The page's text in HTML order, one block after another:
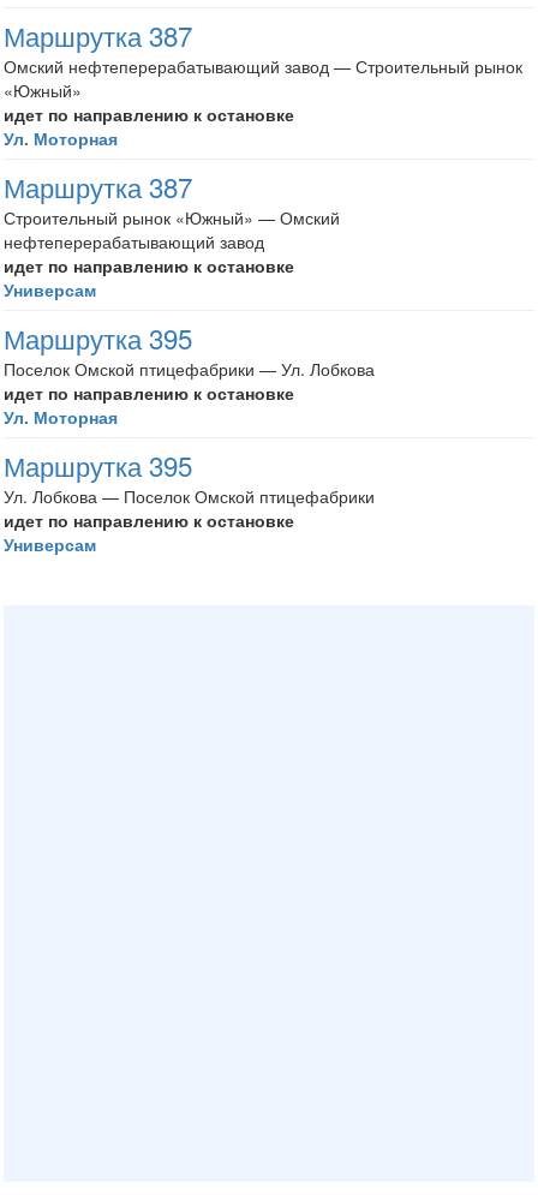
Маршрутка 387
Омский нефтеперерабатывающий завод — Строительный рынок
«Южный»
идет по направлению к остановке
Ул. Моторная
Маршрутка 387
Строительный рынок «Южный» — Омский
нефтеперерабатывающий завод
идет по направлению к остановке
Универсам
Маршрутка 395
Поселок Омской птицефабрики — Ул. Лобкова
идет по направлению к остановке
Ул. Моторная
Маршрутка 395
Ул. Лобкова — Поселок Омской птицефабрики
идет по направлению к остановке
Универсам